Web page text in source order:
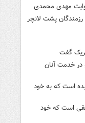
مهدی محمدی
پشت لانچر
گفت
در خدمت آنان
است که به خود
است که خود